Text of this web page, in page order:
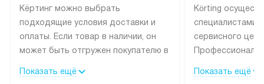
Кёртинг можно выбрать
подходящие условия доставки и
оплаты. Если товар в наличии, он
может быть отгружен покупателю в
Показать ещё
Körting
специалистами
сервисного
эксплуатации
Показать ещё